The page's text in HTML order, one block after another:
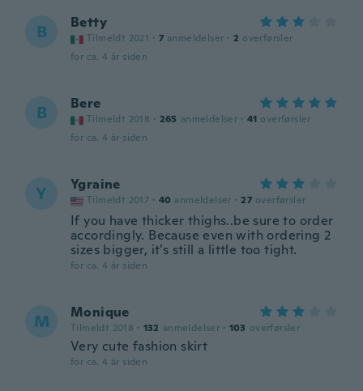
B Betty
Tilmeldt 2021 · 7 anmeldelser · 2 overførsler
for ca. 4 år siden
B Bere
Tilmeldt 2018 · 265 anmeldelser · 41 overførsler
for ca. 4 år siden
Y Ygraine
Tilmeldt 2017 · 40 anmeldelser · 27 overførsler
If you have thicker thighs..be sure to order
accordingly. Because even with ordering 2
sizes bigger, it’s still a little too tight.
for ca. 4 år siden
M Monique
Tilmeldt 2018 · 132 anmeldelser · 103 overførsler
Very cute fashion skirt
for ca. 4 år siden